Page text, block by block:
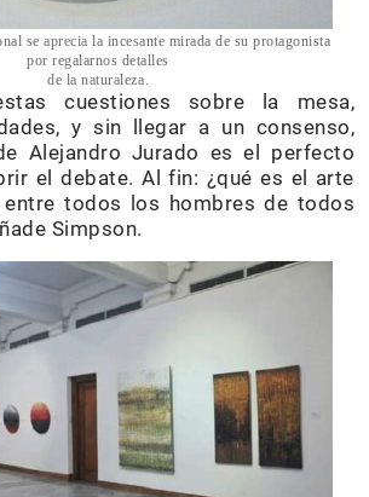
se aprecia la incesante mirada de su protagonista
por regalarnos detalles
de la naturaleza.
cuestiones sobre la mesa,
y sin llegar a un consenso,
Alejandro Jurado es el perfecto
el debate. Al fin: ¿qué es el arte
todos los hombres de todos
Simpson.